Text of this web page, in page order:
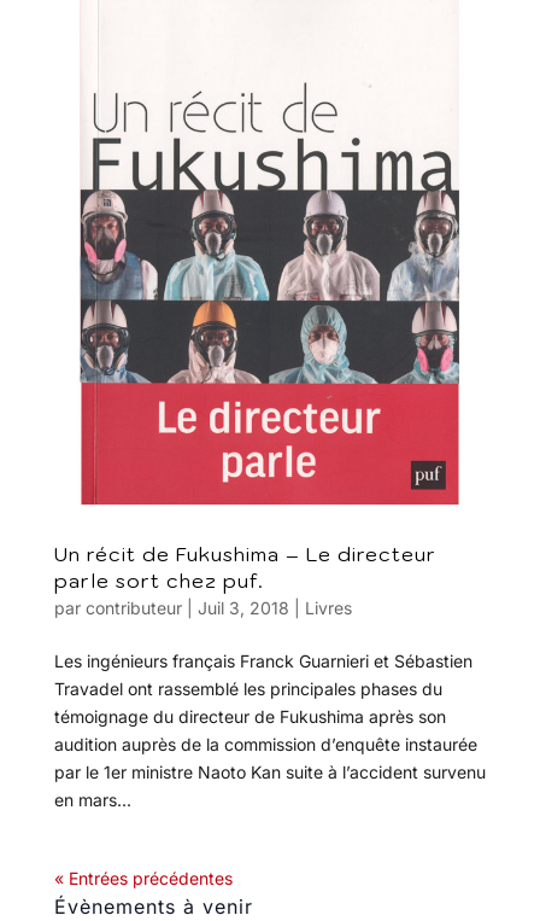
Un récit de Fukushima – Le directeur
parle sort chez puf.
par contributeur| Juil 3, 2018 Livres
Les ingénieurs français Franck Guarnieri et Sébastien
Travadel ont rassemblé les principales phases du
témoignage du directeur de Fukushima après son
audition auprès de la commission d’enquête instaurée
par le 1er ministre Naoto Kan suite à l’accident survenu
en mars...
« Entrées précédentes
Évènements à venir